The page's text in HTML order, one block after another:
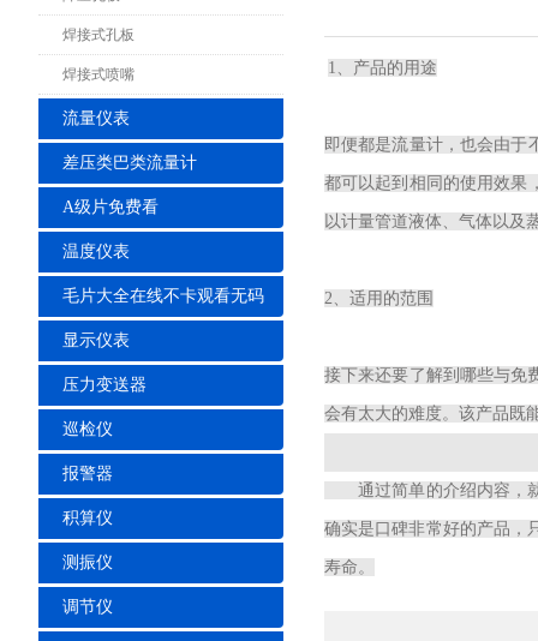
焊接式孔板
焊接式喷嘴
流量仪表
差压类巴类流量计
A级片免费看
温度仪表
毛片大全在线不卡观看无码
显示仪表
压力变送器
巡检仪
报警器
积算仪
测振仪
调节仪
1、产品的用途
即便都是流量计，也会由于
都可以起到相同的使用效果
以计量管道液体、气体以及蒸
2、适用的范围
接下来还要了解到哪些与免费
会有太大的难度。该产品既能
通过简单的介绍内容，就
确实是口碑非常好的产品
寿命。